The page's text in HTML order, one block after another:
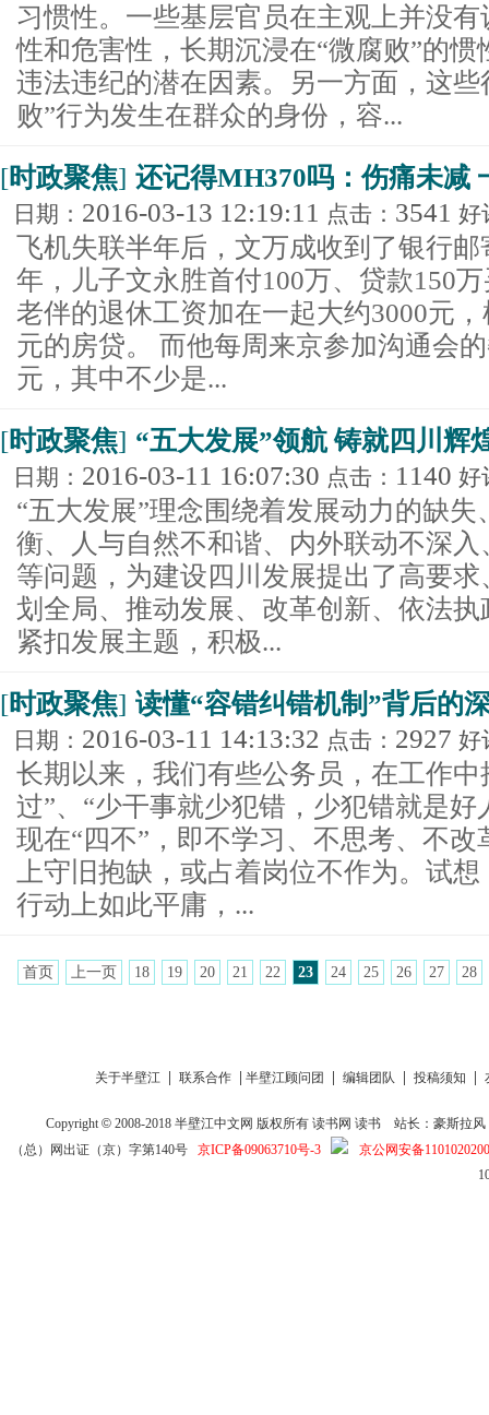
习惯性。一些基层官员在主观上并没
性和危害性，长期沉浸在“微腐败”的
违法违纪的潜在因素。另一方面，这
败”行为发生在群众的身份，容...
[时政聚焦] 还记得MH370吗：伤痛未减
日期： 2016-03-13 12:19:11 点击： 3541 好
飞机失联半年后，文万成收到了银行
年，儿子文永胜首付100万、贷款150
老伴的退休工资加在一起大约3000元
元的房贷。 而他每周来京参加沟通会
元，其中不少是...
[时政聚焦] “五大发展”领航 铸就四川辉
日期： 2016-03-11 16:07:30 点击： 1140 好
“五大发展”理念围绕着发展动力的缺
衡、人与自然不和谐、内外联动不深
等问题，为建设四川发展提出了高要
划全局、推动发展、改革创新、依法
紧扣发展主题，积极...
[时政聚焦] 读懂“容错纠错机制”背后的
日期： 2016-03-11 14:13:32 点击： 2927 好
长期以来，我们有些公务员，在工作
过”、“少干事就少犯错，少犯错就是
现在“四不”，即不学习、不思考、不
上守旧抱缺，或占着岗位不作为。试
行动上如此平庸，...
首页 上一页 18 19 20 21 22 23 24 25 26 27 28
关于半壁江 联系合作 半壁江顾问团 编辑团队 投稿须知
Copyright © 2008-2018半壁江中文网 版权所有读书网 读书
站长：豪斯拉风
（总）网出证（京）字第140号 京ICP备09063710号-3
京公网安备